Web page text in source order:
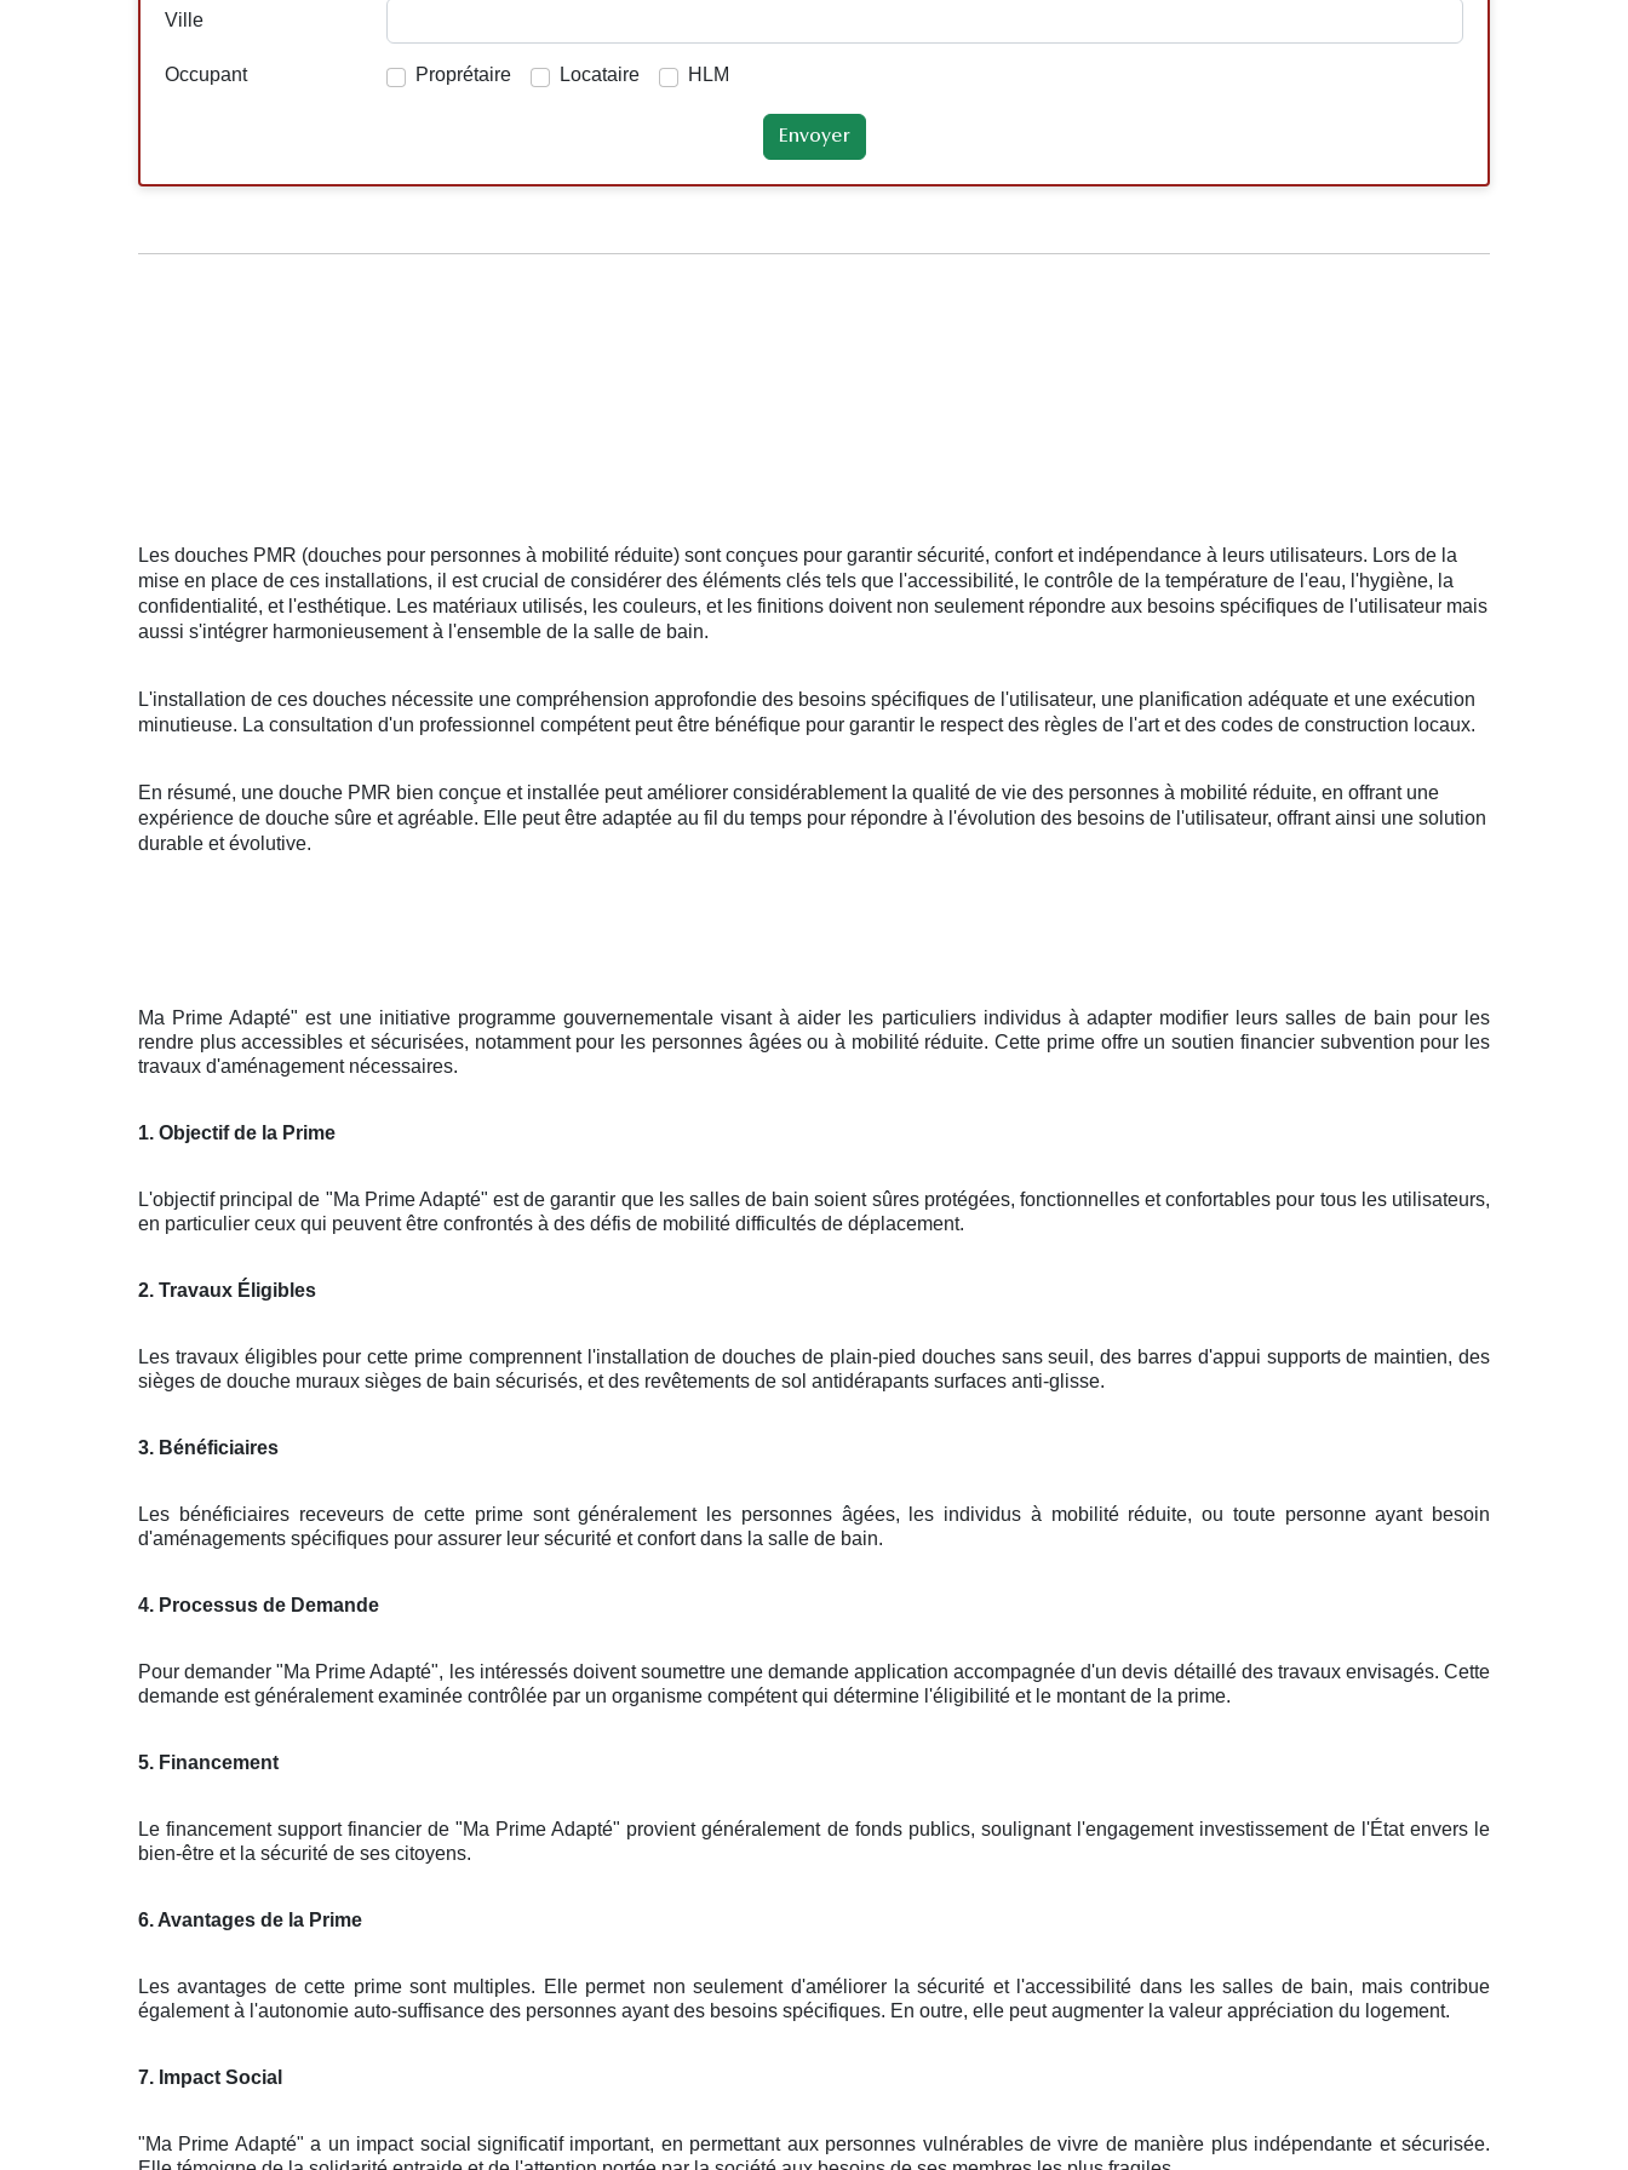
Ville
Occupant Proprétaire Locataire HLM
Les douches PMR (douches pour personnes à mobilité réduite) sont conçues pour garantir sécurité, confort et indépendance à leurs utilisateurs. Lors de la
mise en place de ces installations, il est crucial de considérer des éléments clés tels que l'accessibilité, le contrôle de la température de l'eau, l'hygiène, la
confidentialité, et l'esthétique. Les matériaux utilisés, les couleurs, et les finitions doivent non seulement répondre aux besoins spécifiques de l'utilisateur mais
aussi s'intégrer harmonieusement à l'ensemble de la salle de bain.
L'installation de ces douches nécessite une compréhension approfondie des besoins spécifiques de l'utilisateur, une planification adéquate et une exécution
minutieuse. La consultation d'un professionnel compétent peut être bénéfique pour garantir le respect des règles de l'art et des codes de construction locaux.
En résumé, une douche PMR bien conçue et installée peut améliorer considérablement la qualité de vie des personnes à mobilité réduite, en offrant une
expérience de douche sûre et agréable. Elle peut être adaptée au fil du temps pour répondre à l'évolution des besoins de l'utilisateur, offrant ainsi une solution
durable et évolutive.
Ma Prime Adapté" est une initiative programme gouvernementale visant à aider les particuliers individus à adapter modifier leurs salles de bain pour les
rendre plus accessibles et sécurisées, notamment pour les personnes âgées ou à mobilité réduite. Cette prime offre un soutien financier subvention pour les
travaux d'aménagement nécessaires.
1. Objectif de la Prime
L'objectif principal de "Ma Prime Adapté" est de garantir que les salles de bain soient sûres protégées, fonctionnelles et confortables pour tous les utilisateurs,
en particulier ceux qui peuvent être confrontés à des défis de mobilité difficultés de déplacement.
2. Travaux Éligibles
Les travaux éligibles pour cette prime comprennent l'installation de douches de plain-pied douches sans seuil, des barres d'appui supports de maintien, des
sièges de douche muraux sièges de bain sécurisés, et des revêtements de sol antidérapants surfaces anti-glisse.
3. Bénéficiaires
Les bénéficiaires receveurs de cette prime sont généralement les personnes âgées, les individus à mobilité réduite, ou toute personne ayant besoin
d'aménagements spécifiques pour assurer leur sécurité et confort dans la salle de bain.
4. Processus de Demande
Pour demander "Ma Prime Adapté", les intéressés doivent soumettre une demande application accompagnée d'un devis détaillé des travaux envisagés. Cette
demande est généralement examinée contrôlée par un organisme compétent qui détermine l'éligibilité et le montant de la prime.
5. Financement
Le financement support financier de "Ma Prime Adapté" provient généralement de fonds publics, soulignant l'engagement investissement de l'État envers le
bien-être et la sécurité de ses citoyens.
6. Avantages de la Prime
Les avantages de cette prime sont multiples. Elle permet non seulement d'améliorer la sécurité et l'accessibilité dans les salles de bain, mais contribue
également à l'autonomie auto-suffisance des personnes ayant des besoins spécifiques. En outre, elle peut augmenter la valeur appréciation du logement.
7. Impact Social
"Ma Prime Adapté" a un impact social significatif important, en permettant aux personnes vulnérables de vivre de manière plus indépendante et sécurisée.